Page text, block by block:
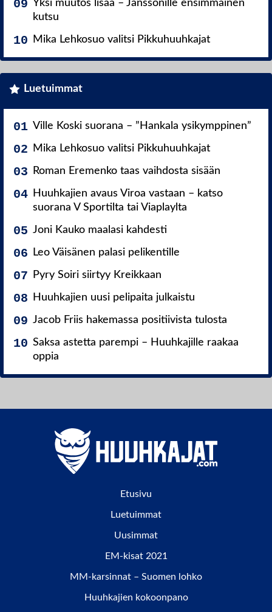
Yksi muutos lisää – Janssonille ensimmäinen
kutsu
Mika Lehkosuo valitsi Pikkuhuuhkajat
Luetuimmat
Ville Koski suorana – ”Hankala ysikymppinen”
Mika Lehkosuo valitsi Pikkuhuuhkajat
Roman Eremenko taas vaihdosta sisään
Huuhkajien avaus Viroa vastaan – katso
suorana V Sportilta tai Viaplaylta
Joni Kauko maalasi kahdesti
Leo Väisänen palasi pelikentille
Pyry Soiri siirtyy Kreikkaan
Huuhkajien uusi pelipaita julkaistu
Jacob Friis hakemassa positiivista tulosta
Saksa astetta parempi – Huuhkajille raakaa
oppia
Etusivu
Luetuimmat
Uusimmat
EM-kisat 2021
MM-karsinnat – Suomen lohko
Huuhkajien kokoonpano